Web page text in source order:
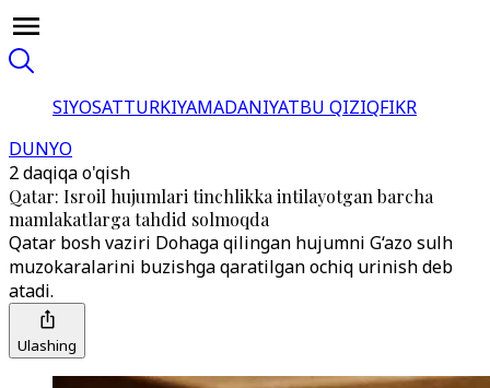
SIYOSATTURKIYAMADANIYATBU QIZIQFIKR
DUNYO
2 daqiqa o'qish
Qatar: Isroil hujumlari tinchlikka intilayotgan barcha
mamlakatlarga tahdid solmoqda
Qatar bosh vaziri Dohaga qilingan hujumni G‘azo sulh
muzokaralarini buzishga qaratilgan ochiq urinish deb
atadi.
Ulashing